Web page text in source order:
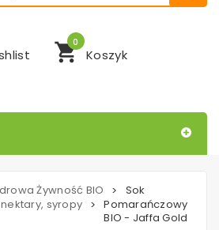
shopping_cart Koszyk
0
Żywność BIO
>
syropy >
Sok
Pomarańczowy
BIO - Jaffa Gold